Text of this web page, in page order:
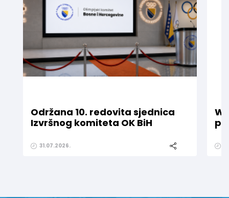
Održana 10. redovita sjednica
Izvršnog komiteta OK BiH
31.07.2026.